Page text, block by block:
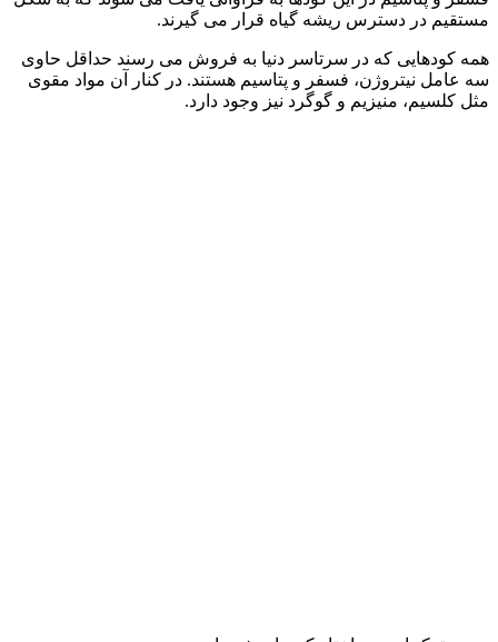
مستقیم در دسترس ریشه گیاه قرار می گیرند.
همه کودهایی که در سرتاسر دنیا به فروش می رسند حداقل حاوی
سه عامل نیتروژن، فسفر و پتاسیم هستند. در کنار آن مواد مقوی
مثل کلسیم، منیزیم و گوگرد نیز وجود دارد.